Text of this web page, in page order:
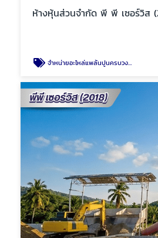
ห้างหุ้นส่วนจำกัด พี พี เซอร์วิส
จำหน่ายอะไหล่แพล้นปูนครบวงจร